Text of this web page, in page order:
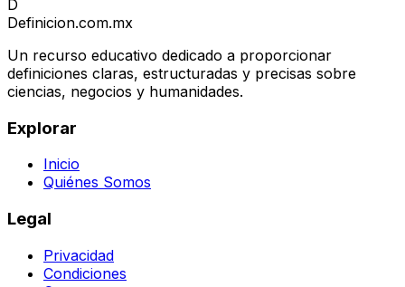
D
Definicion.com.mx
Un recurso educativo dedicado a proporcionar
definiciones claras, estructuradas y precisas sobre
ciencias, negocios y humanidades.
Explorar
Inicio
Quiénes Somos
Legal
Privacidad
Condiciones